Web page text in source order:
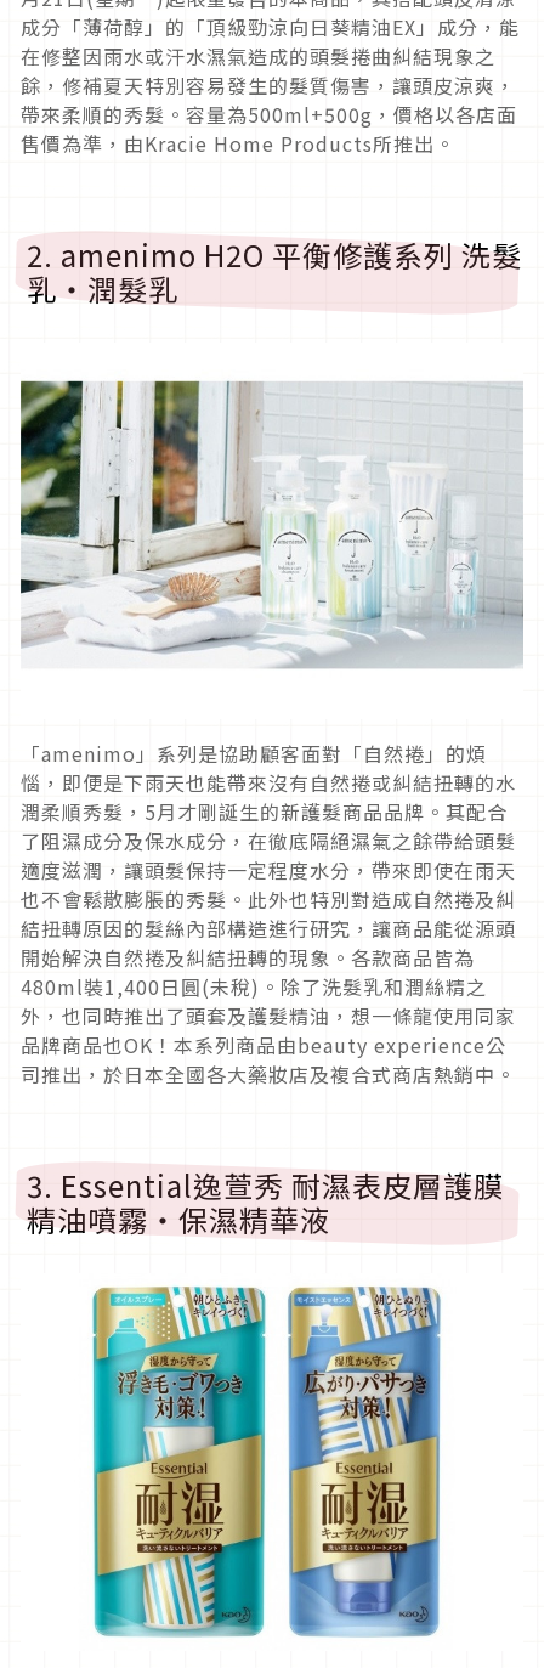
成分「薄荷醇」的「頂級勁涼向日葵精油EX」成分，能
在修整因雨水或汗水濕氣造成的頭髮捲曲糾結現象之
餘，修補夏天特別容易發生的髮質傷害，讓頭皮涼爽，
帶來柔順的秀髮。容量為500ml+500g，價格以各店面
售價為準，由Kracie Home Products所推出。
2. amenimo H2O 平衡修護系列 洗髮
乳・潤髮乳
「amenimo」系列是協助顧客面對「自然捲」的煩
惱，即便是下雨天也能帶來沒有自然捲或糾結扭轉的水
潤柔順秀髮，5月才剛誕生的新護髮商品品牌。其配合
了阻濕成分及保水成分，在徹底隔絕濕氣之餘帶給頭髮
適度滋潤，讓頭髮保持一定程度水分，帶來即使在雨天
也不會鬆散膨脹的秀髮。此外也特別對造成自然捲及糾
結扭轉原因的髮絲內部構造進行研究，讓商品能從源頭
開始解決自然捲及糾結扭轉的現象。各款商品皆為
480ml裝1,400日圓(未稅)。除了洗髮乳和潤絲精之
外，也同時推出了頭套及護髮精油，想一條龍使用同家
品牌商品也OK！本系列商品由beauty experience公
司推出，於日本全國各大藥妝店及複合式商店熱銷中。
3. Essential逸萱秀 耐濕表皮層護膜
精油噴霧・保濕精華液